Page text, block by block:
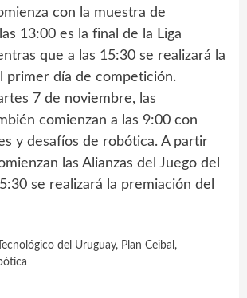
con la muestra de
13:00 es la final de la Liga
que a las 15:30 se realizará la
primer día de competición.
7 de noviembre, las
comienzan a las 9:00 con
y desafíos de robótica. A partir
las Alianzas del Juego del
se realizará la premiación del
del Uruguay, Plan Ceibal ,